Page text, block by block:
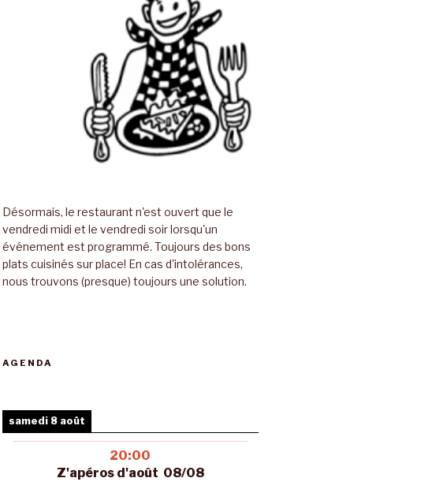
Désormais, le restaurant n'est ouvert que le
vendredi midi et le vendredi soir lorsqu'un
événement est programmé. Toujours des bons
plats cuisinés sur place! En cas d'intolérances,
nous trouvons (presque) toujours une solution.
AGENDA
samedi 8 août
20:00
Z'apéros d'août 08/08